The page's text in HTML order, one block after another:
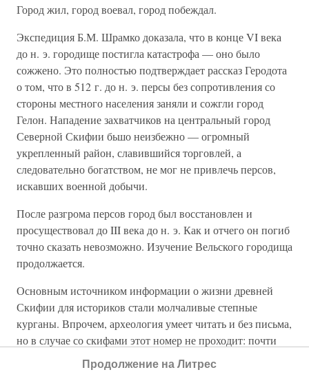
Город жил, город воевал, город побеждал.
Экспедиция Б.М. Шрамко доказала, что в конце VI века
до н. э. городище постигла катастрофа — оно было
сожжено. Это полностью подтверждает рассказ Геродота
о том, что в 512 г. до н. э. персы без сопротивления со
стороны местного населения заняли и сожгли город
Гелон. Нападение захватчиков на центральный город
Северной Скифии бьшо неизбежно — огромный
укрепленный район, славившийся торговлей, а
следовательно богатством, не мог не привлечь персов,
искавших военной добычи.
После разгрома персов город был восстановлен и
просуществовал до III века до н. э. Как и отчего он погиб
точно сказать невозможно. Изучение Вельского городища
продолжается.
Основным источником информации о жизни древней
Скифии для историков стали молчаливые степные
курганы. Впрочем, археология умеет читать и без письма,
но в случае со скифами этот номер не проходит: почти
полтора века курганы раскапываются (даже некоторыми
профессиональными археологами), хотя часто не для
Продолжение на Литрес